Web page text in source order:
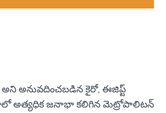
అనువదించబడిన కైరో, ఈజిప్ట్
అత్యధిక జనాభా కలిగిన మెట్రోపాలిటన్